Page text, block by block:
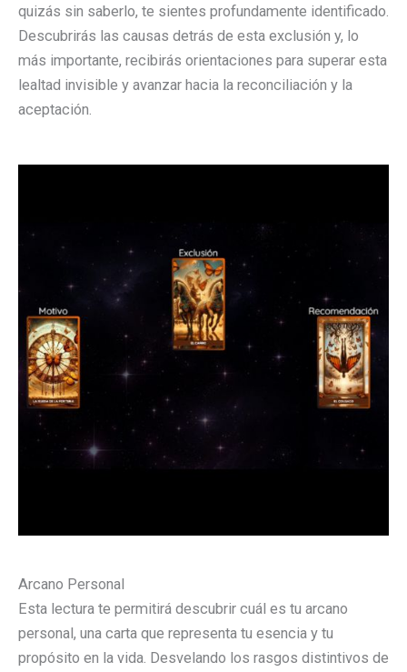
quizás sin saberlo, te sientes profundamente identificado.
Descubrirás las causas detrás de esta exclusión y, lo
más importante, recibirás orientaciones para superar esta
lealtad invisible y avanzar hacia la reconciliación y la
aceptación.
Arcano Personal
Esta lectura te permitirá descubrir cuál es tu arcano
personal, una carta que representa tu esencia y tu
propósito en la vida. Desvelando los rasgos distintivos de